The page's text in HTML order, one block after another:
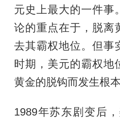
元史上最大的一件事
论的重点在于，脱离
去其霸权地位。但事
时期，美元的霸权地
黄金的脱钩而发生根
1989年苏东剧变后